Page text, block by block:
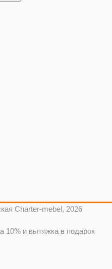
Charter-mebel, 2026
10% и вытяжка в подарок